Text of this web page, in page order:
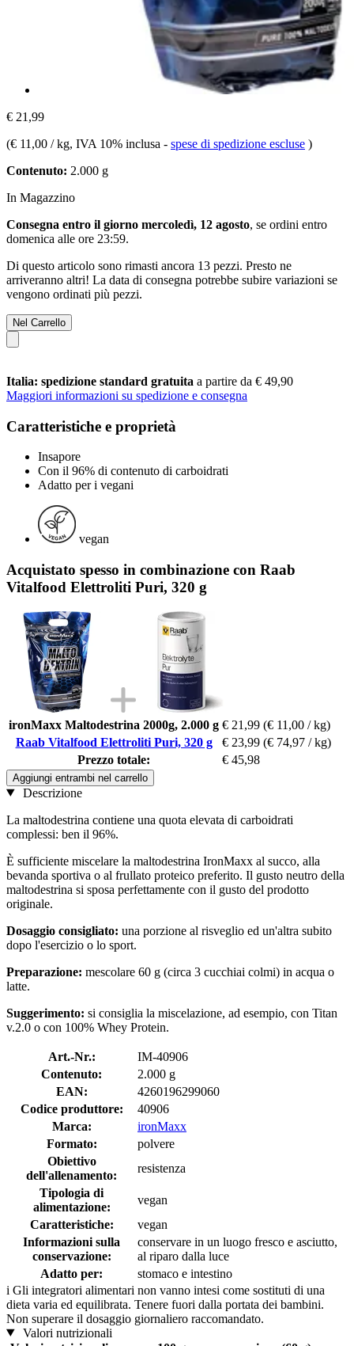
€ 21,99
(€ 11,00 / kg, IVA 10% inclusa - spese di spedizione escluse )
Contenuto: 2.000 g
In Magazzino
Consegna entro il giorno mercoledì, 12 agosto, se ordini entro
domenica alle ore 23:59.
Di questo articolo sono rimasti ancora 13 pezzi. Presto ne
arriveranno altri! La data di consegna potrebbe subire variazioni se
vengono ordinati più pezzi.
Nel Carrello
Italia: spedizione standard gratuita a partire da € 49,90
Maggiori informazioni su spedizione e consegna
Caratteristiche e proprietà
Insapore
Con il 96% di contenuto di carboidrati
Adatto per i vegani
vegan
Acquistato spesso in combinazione con Raab
Vitalfood Elettroliti Puri, 320 g
ironMaxx Maltodestrina 2000g, 2.000 g € 21,99 (€ 11,00 / kg)
Raab Vitalfood Elettroliti Puri, 320 g
€ 23,99 (€ 74,97 / kg)
Prezzo totale:
€ 45,98
Aggiungi entrambi nel carrello
Descrizione
La maltodestrina contiene una quota elevata di carboidrati
complessi: ben il 96%.
È sufficiente miscelare la maltodestrina IronMaxx al succo, alla
bevanda sportiva o al frullato proteico preferito. Il gusto neutro della
maltodestrina si sposa perfettamente con il gusto del prodotto
originale.
Dosaggio consigliato: una porzione al risveglio ed un'altra subito
dopo l'esercizio o lo sport.
Preparazione: mescolare 60 g (circa 3 cucchiai colmi) in acqua o
latte.
Suggerimento: si consiglia la miscelazione, ad esempio, con Titan
v.2.0 o con 100% Whey Protein.
Art.-Nr.:
IM-40906
Contenuto:
2.000 g
EAN:
4260196299060
Codice produttore:
40906
Marca:
ironMaxx
Formato:
polvere
Obiettivo
dell'allenamento:
resistenza
Tipologia di
alimentazione:
vegan
Caratteristiche:
vegan
Informazioni sulla
conservazione:
conservare in un luogo fresco e asciutto,
al riparo dalla luce
Adatto per:
stomaco e intestino
i Gli integratori alimentari non vanno intesi come sostituti di una
dieta varia ed equilibrata. Tenere fuori dalla portata dei bambini.
Non superare il dosaggio giornaliero raccomandato.
Valori nutrizionali